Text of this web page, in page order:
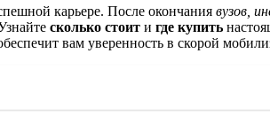
карьере. После окончания вузов,
сколько стоит и где купить
вам уверенность в скорой